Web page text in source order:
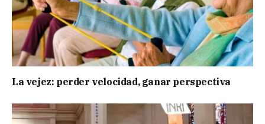
La vejez: perder velocidad, ganar perspectiva